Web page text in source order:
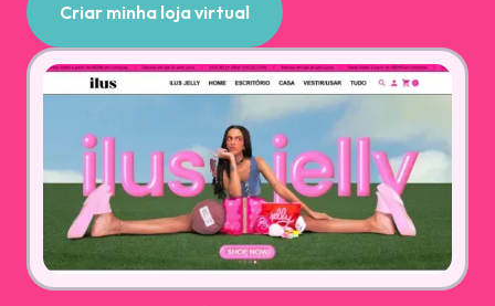
Criar minha loja virtual